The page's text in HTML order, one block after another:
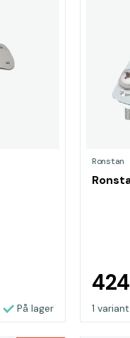
På lager
Ronstan
1 variant